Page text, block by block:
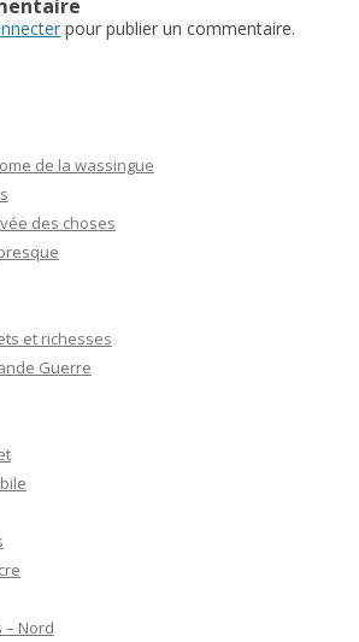
pour publier un commentaire.
de la wassingue
des choses
et richesses
Guerre
– Nord